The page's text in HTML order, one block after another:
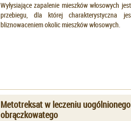
Wyłysiające zapalenie mieszków włosowych
przebiegu, dla której charakterystyczna
bliznowaceniem okolic mieszków włosowych.
Metotreksat w leczeniu
obrączkowatego